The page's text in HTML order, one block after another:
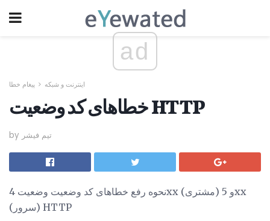
ad
اینترنت و شبکه پیغام خطا
خطاهای کد وضعیت HTTP
by تیم فیشر
نحوه رفع خطاهای کد وضعیت وضعیت 4xx (مشتری) و 5xx
(سرور) HTTP